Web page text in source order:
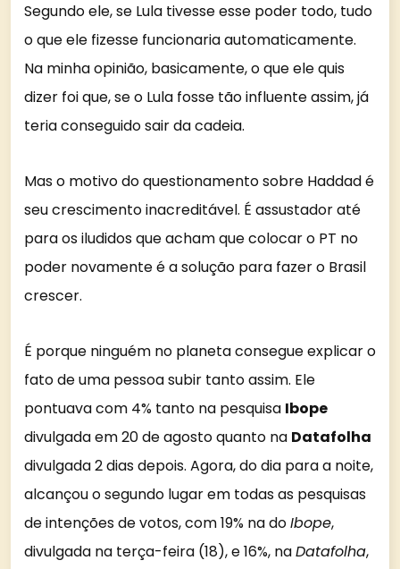
Segundo ele, se Lula tivesse esse poder todo, tudo
o que ele fizesse funcionaria automaticamente.
Na minha opinião, basicamente, o que ele quis
dizer foi que, se o Lula fosse tão influente assim, já
teria conseguido sair da cadeia.
Mas o motivo do questionamento sobre Haddad é
seu crescimento inacreditável. É assustador até
para os iludidos que acham que colocar o PT no
poder novamente é a solução para fazer o Brasil
crescer.
É porque ninguém no planeta consegue explicar o
fato de uma pessoa subir tanto assim. Ele
pontuava com 4% tanto na pesquisa Ibope
divulgada em 20 de agosto quanto na Datafolha
divulgada 2 dias depois. Agora, do dia para a noite,
alcançou o segundo lugar em todas as pesquisas
de intenções de votos, com 19% na doIbope,
divulgada na terça-feira (18), e 16%, naDatafolha,